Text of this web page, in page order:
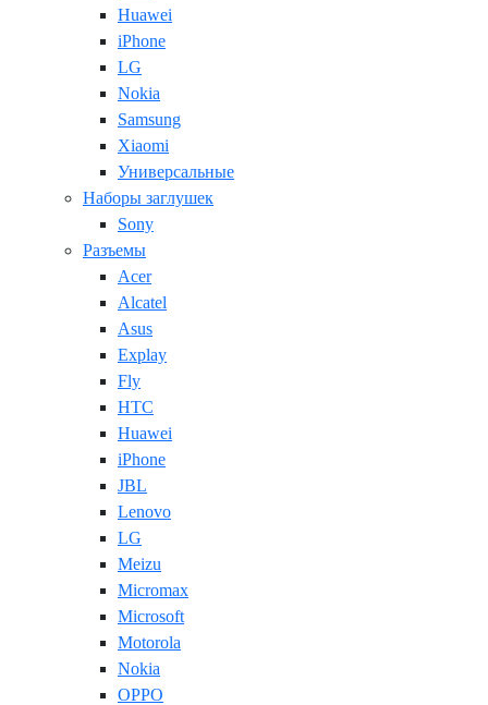
Huawei
iPhone
LG
Nokia
Samsung
Xiaomi
Универсальные
Наборы заглушек
Sony
Разъемы
Acer
Alcatel
Asus
Explay
Fly
HTC
Huawei
iPhone
JBL
Lenovo
LG
Meizu
Micromax
Microsoft
Motorola
Nokia
OPPO